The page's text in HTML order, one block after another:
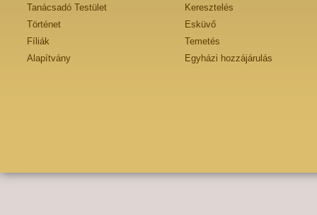
Tanácsadó Testület
Történet
Fíliák
Alapítvány
Keresztelés
Esküvő
Temetés
Egyházi hozzájárulás